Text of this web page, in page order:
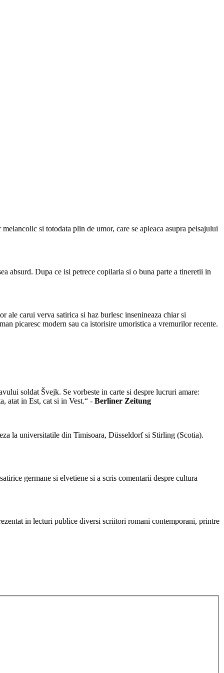
si totodata plin de umor, care se apleaca asupra peisajului
absurd. Dupa ce isi petrece copilaria si o buna parte a tineretii in
ale carui verva satirica si haz burlesc insenineaza chiar si
picaresc modern sau ca istorisire umoristica a vremurilor recente.
soldat Švejk. Se vorbeste in carte si despre lucruri amare:
atat in Est, cat si in Vest.“ - Berliner Zeitung
la universitatile din Timisoara, Düsseldorf si Stirling (Scotia).
germane si elvetiene si a scris comentarii despre cultura
in lecturi publice diversi scriitori romani contemporani, printre